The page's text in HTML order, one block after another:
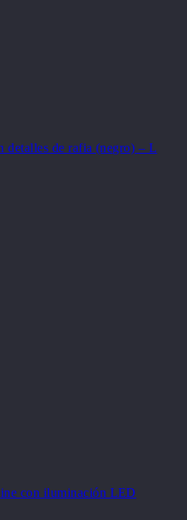
detalles de rafia (negro) – L
con iluminación LED